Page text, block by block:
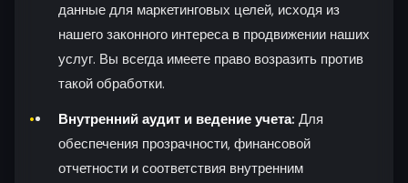
данные для маркетинговых целей, исходя из
нашего законного интереса в продвижении наших
услуг. Вы всегда имеете право возразить против
такой обработки.
Внутренний аудит и ведение учета: Для
обеспечения прозрачности, финансовой
отчетности и соответствия внутренним